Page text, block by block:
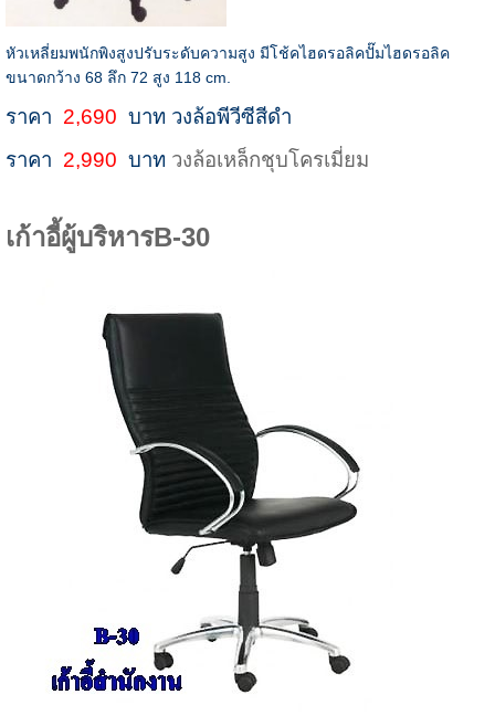
หัวเหลี่ยมพนักพิงสูงปรับระดับความสูง มีโช้คไฮดรอลิคปั๊มไฮดรอลิค
ขนาดกว้าง 68 ลึก 72 สูง 118 cm.
ราคา 2,690 บาท วงล้อพีวีซีสีดำ
ราคา 2,990 บาท วงล้อเหล็กชุบโครเมี่ยม
เก้าอี้ผู้บริหารB-30